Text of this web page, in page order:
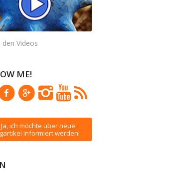
den Videos
ME!
Ja, ich möchte über neue
informiert werden!